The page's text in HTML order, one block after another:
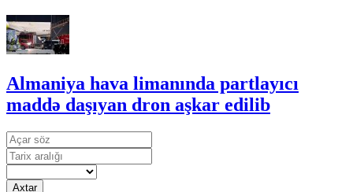
Almaniya hava limanında partlayıcı
maddə daşıyan dron aşkar edilib
Axtar